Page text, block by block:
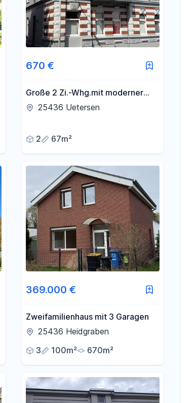
670 €
Große 2 Zi.-Whg.mit moderner
Einbauküche,Wintergarten,eigener
25436 Uetersen
2 67m²
369.000 €
Zweifamilienhaus mit 3 Garagen
25436 Heidgraben
3
100m² 670m²